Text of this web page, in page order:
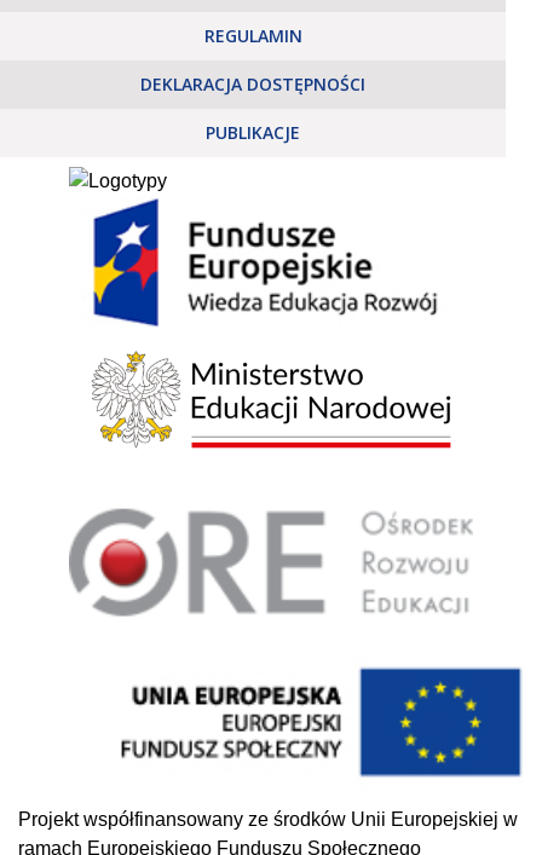
REGULAMIN
DEKLARACJA DOSTĘPNOŚCI
PUBLIKACJE
Projekt współfinansowany ze środków Unii Europejskiej w
ramach Europejskiego Funduszu Społecznego